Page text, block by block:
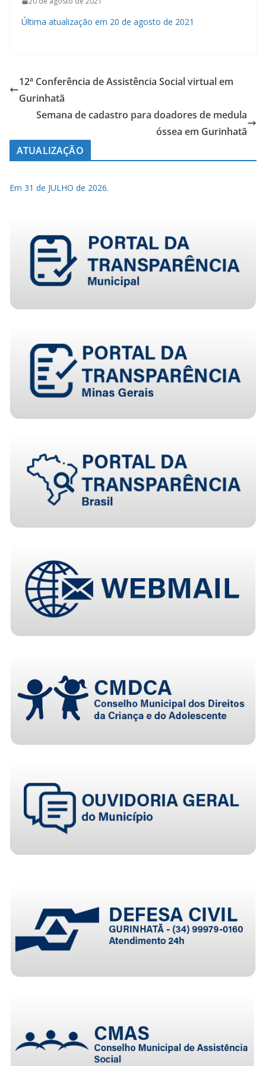
Última atualização em 20 de agosto de 2021
12ª Conferência de Assistência Social virtual em
Gurinhatã
Semana de cadastro para doadores de medula
óssea em Gurinhatã
ATUALIZAÇÃO
Em 31 de JULHO de 2026.